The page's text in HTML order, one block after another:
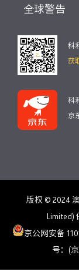
全球警告
科
获
科
京
版权 © 2024
Limited)
京公网安备
号：(